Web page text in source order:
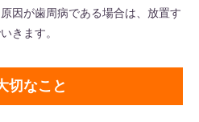
因が歯周病である場合は、放置す
きます。
切なこと